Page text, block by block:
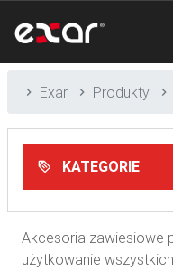
Exar Produkty
KATEGORIE
Akcesoria zawiesiowe
użytkowanie